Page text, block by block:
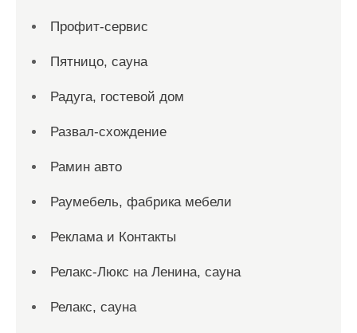
Профит-сервис
Пятницо, сауна
Радуга, гостевой дом
Развал-схождение
Рамин авто
Раумебель, фабрика мебели
Реклама и Контакты
Релакс-Люкс на Ленина, сауна
Релакс, сауна